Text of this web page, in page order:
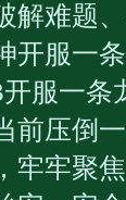
解难题
开服一
服一条
前压倒
牢牢聚